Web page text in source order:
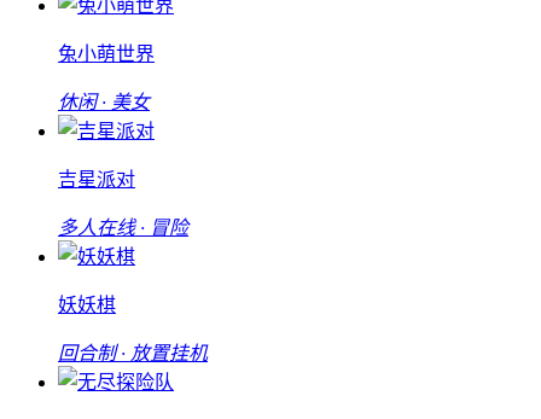
兔小萌世界
休闲 · 美女
吉星派对
多人在线 · 冒险
妖妖棋
回合制 · 放置挂机